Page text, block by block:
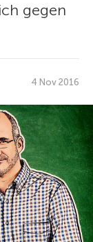
gegen
4 Nov 2016